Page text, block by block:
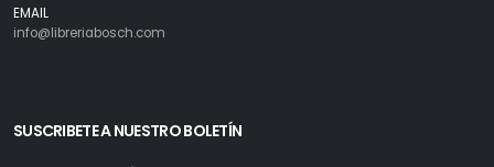
EMAIL
info@libreriabosch.com
SUSCRIBETE A NUESTRO BOLETÍN